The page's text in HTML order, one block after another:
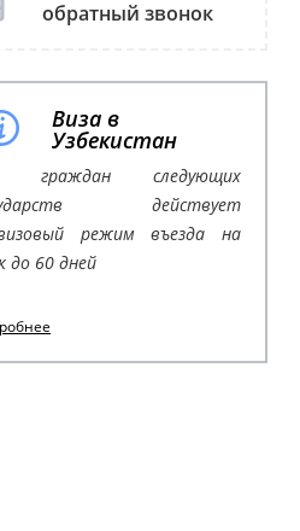
обратный звонок
Виза в
Узбекистан
граждан следующих
действует
режим въезда на
до 60 дней